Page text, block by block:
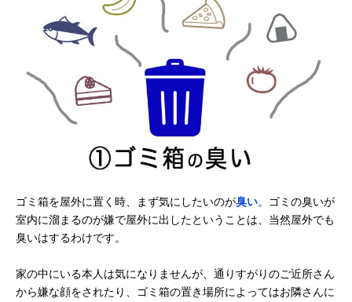
ゴミ箱を屋外に置く時、まず気にしたいのが臭い。ゴミの臭いが
室内に溜まるのが嫌で屋外に出したということは、当然屋外でも
臭いはするわけです。
家の中にいる本人は気になりませんが、通りすがりのご近所さん
から嫌な顔をされたり、ゴミ箱の置き場所によってはお隣さんに